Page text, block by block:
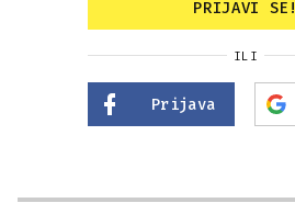
PRIJAVI SE!
ILI
Prijava